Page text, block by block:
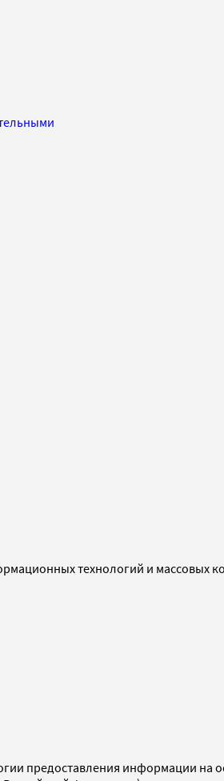
технологий и массовых
предоставления информации на